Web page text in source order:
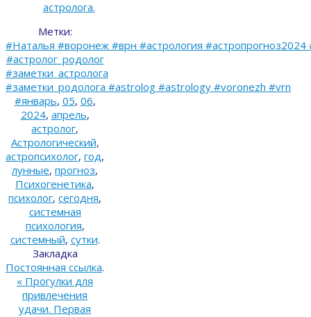
астролога.
Метки:
#Наталья #воронеж #врн #астрология #астропрогноз2024
#астролог_родолог
#заметки_астролога
#заметки_родолога #astrolog #astrology #voronezh #vrn
#январь, 05, 06,
2024, апрель,
астролог,
Астрологический,
астропсихолог, год,
лунные, прогноз,
Психогенетика,
психолог, сегодня,
системная
психология,
системный, сутки.
Закладка
Постоянная ссылка.
« Прогулки для
привлечения
удачи. Первая